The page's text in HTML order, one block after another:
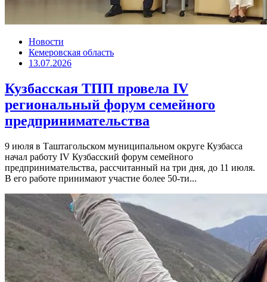
Новости
Кемеровская область
13.07.2026
Кузбасская ТПП провела IV
региональный форум семейного
предпринимательства
9 июля в Таштагольском муниципальном округе Кузбасса
начал работу IV Кузбасский форум семейного
предпринимательства, рассчитанный на три дня, до 11 июля.
В его работе принимают участие более 50-ти...